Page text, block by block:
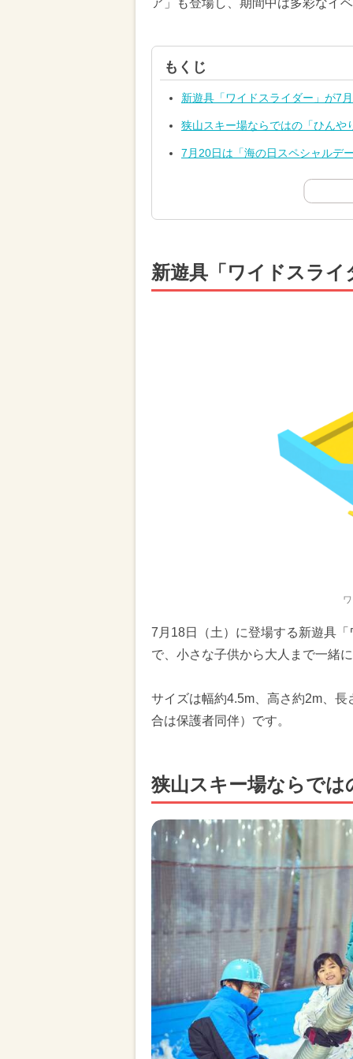
ア」も登場し、期間中は多彩なイ
もくじ
新遊具「ワイドスライダー」が7
狭山スキー場ならではの「ひんや
7月20日は「海の日スペシャルデ
新遊具「ワイドスライ
7月18日（土）に登場する新遊具
で、小さな子供から大人まで一緒
サイズは幅約4.5m、高さ約2m、
合は保護者同伴）です。
狭山スキー場ならで